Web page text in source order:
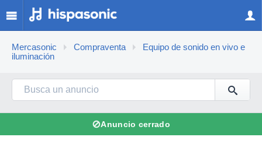
Mercasonic Compraventa
Equipo de sonido en vivo e
iluminación
⊘Anuncio cerrado